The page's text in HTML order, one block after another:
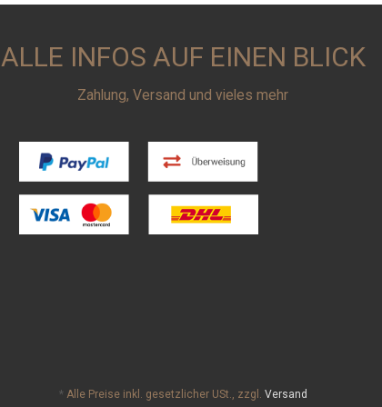
ALLE INFOS AUF EINEN BLICK
Zahlung, Versand und vieles mehr
* Alle Preise inkl. gesetzlicher USt., zzgl. Versand